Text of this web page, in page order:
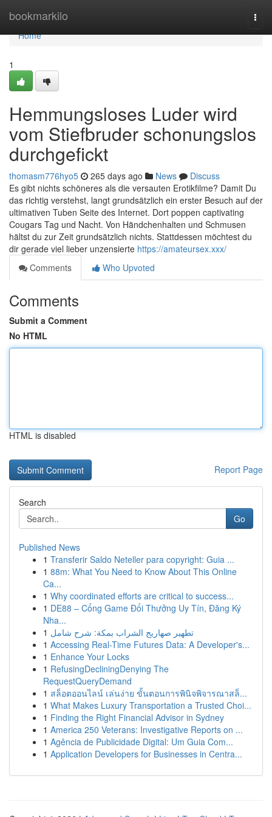
bookmarkilo
Home
Home
1
Hemmungsloses Luder wird
vom Stiefbruder schonungslos
durchgefickt
thomasm776hyo5 265 days ago News
Discuss
Es gibt nichts schöneres als die versauten Erotikfilme? Damit Du
das richtig verstehst, langt grundsätzlich ein erster Besuch auf der
ultimativen Tuben Seite des Internet. Dort poppen captivating
Cougars Tag und Nacht. Von Händchenhalten und Schmusen
hältst du zur Zeit grundsätzlich nichts. Stattdessen möchtest du
dir gerade viel lieber unzensierte https://amateursex.xxx/
Comments
Who Upvoted
Comments
Submit a Comment
No HTML
HTML is disabled
Report Page
Search
Go
Published News
1 Transferir Saldo Neteller para copyright: Guia ...
1 88m: What You Need to Know About This Online
Ca...
1 Why coordinated efforts are critical to success...
1 DE88 – Cổng Game Đổi Thưởng Uy Tín, Đăng Ký
Nha...
1 تطهير صهاريج الشراب بمكة: شرح شامل
1 Accessing Real-Time Futures Data: A Developer's...
1 Enhance Your Locks
1 RefusingDecliningDenying The
RequestQueryDemand
1 สล็อตออนไลน์ เล่นง่าย ขั้นตอนการพินิจพิจารณาสล็...
1 What Makes Luxury Transportation a Trusted Choi...
1 Finding the Right Financial Advisor in Sydney
1 America 250 Veterans: Investigative Reports on ...
1 Agência de Publicidade Digital: Um Guia Com...
1 Application Developers for Businesses in Centra...